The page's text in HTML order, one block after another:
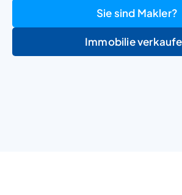
Sie sind Makler?
Immobilie